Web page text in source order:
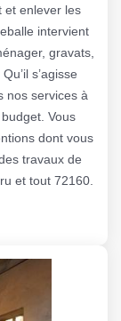
et enlever les
intervient
gravats,
s’agisse
nos services à
Vous
dont vous
travaux de
et tout 72160.